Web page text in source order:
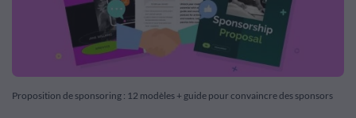
Proposition de sponsoring : 12 modèles + guide pour convaincre des sponsors